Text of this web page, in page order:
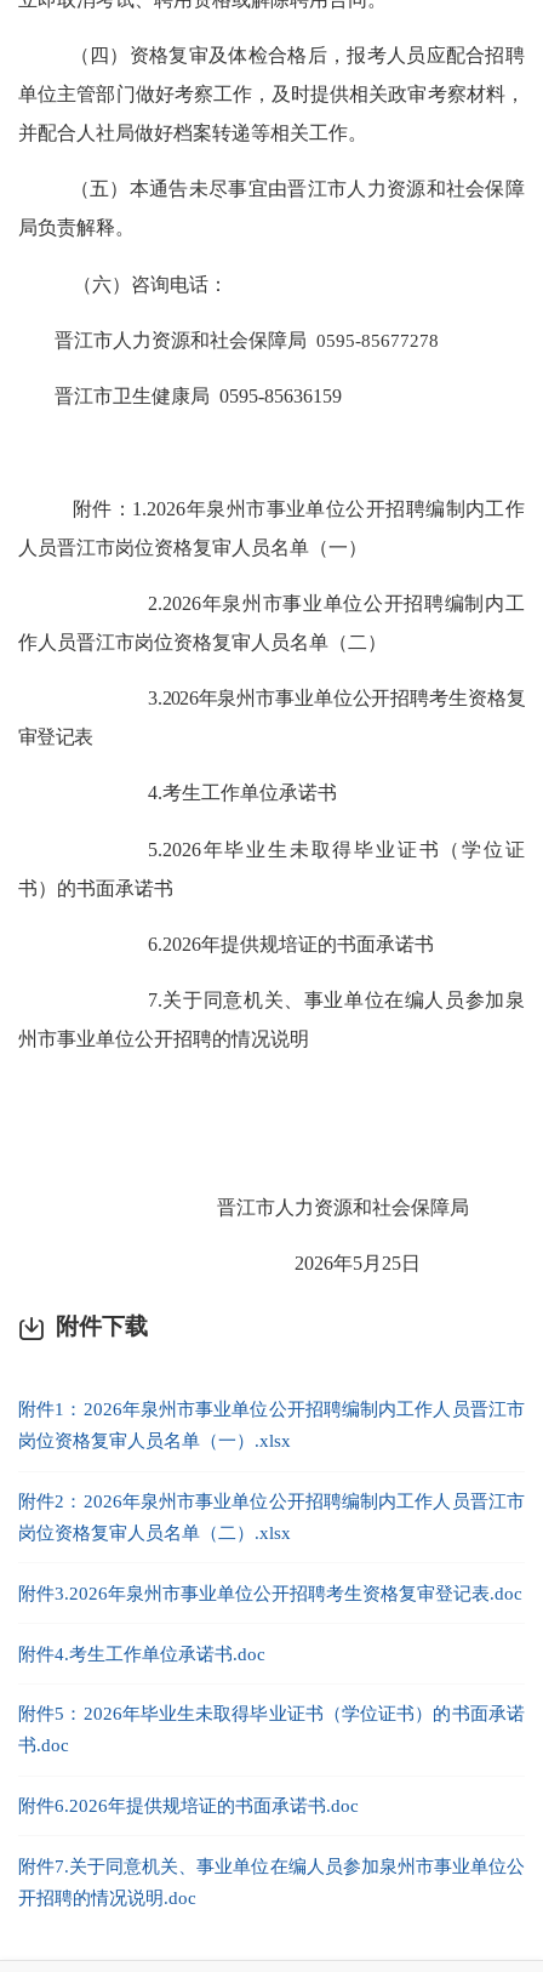
（四）资格复审及体检合格后，报考人员应配合招聘
单位主管部门做好考察工作，及时提供相关政审考察材料，
并配合人社局做好档案转递等相关工作。
（五）本通告未尽事宜由晋江市人力资源和社会保障
局负责解释。
（六）咨询电话：
晋江市人力资源和社会保障局 0595-85677278
晋江市卫生健康局 0595-85636159
附件 ： 1.2026年泉州市事业单位公开招聘编制内工作
人员晋江市岗位资格复审人员名单 （一）
2.2026年泉州市事业单位公开招聘编制内工
作人员晋江市岗位资格复审人员名单 （二）
3.2026年泉州市事业单位公开招聘考生资格复
审登记表
4.考生工作单位承诺书
5.2026年毕业生未取得毕业证书（学位证
书）的书面承诺书
6.2026年提供规培证的书面承诺书
7.关于同意机关、事业单位在编人员参加泉
州市事业单位公开招聘的情况说明
晋江市人力资源和社会保障局
2026年5月 25日
附件下载
附件1：2026年泉州市事业单位公开招聘编制内工作人员晋江市
岗位资格复审人员名单（一）.xlsx
附件2：2026年泉州市事业单位公开招聘编制内工作人员晋江市
岗位资格复审人员名单（二）.xlsx
附件3.2026年泉州市事业单位公开招聘考生资格复审登记表.doc
附件4.考生工作单位承诺书.doc
附件5：2026年毕业生未取得毕业证书（学位证书）的书面承诺
书.doc
附件6.2026年提供规培证的书面承诺书.doc
附件7.关于同意机关、事业单位在编人员参加泉州市事业单位公
开招聘的情况说明.doc